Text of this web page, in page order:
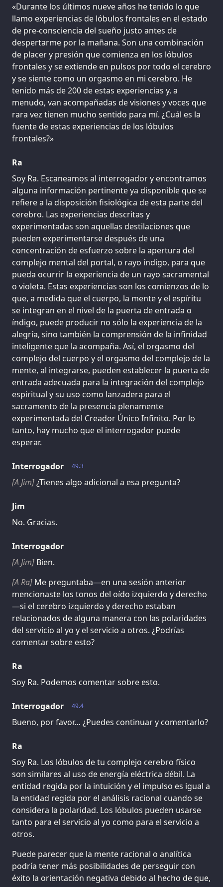
«Durante los últimos nueve años he tenido lo que
llamo experiencias de lóbulos frontales en el estado
de pre-consciencia del sueño justo antes de
despertarme por la mañana. Son una combinación
de placer y presión que comienza en los lóbulos
frontales y se extiende en pulsos por todo el cerebro
y se siente como un orgasmo en mi cerebro. He
tenido más de 200 de estas experiencias y, a
menudo, van acompañadas de visiones y voces que
rara vez tienen mucho sentido para mí. ¿Cuál es la
fuente de estas experiencias de los lóbulos
frontales?»
Ra
Soy Ra. Escaneamos al interrogador y encontramos
alguna información pertinente ya disponible que se
refiere a la disposición fisiológica de esta parte del
cerebro. Las experiencias descritas y
experimentadas son aquellas destilaciones que
pueden experimentarse después de una
concentración de esfuerzo sobre la apertura del
complejo mental del portal, o rayo índigo, para que
pueda ocurrir la experiencia de un rayo sacramental
o violeta. Estas experiencias son los comienzos de lo
que, a medida que el cuerpo, la mente y el espíritu
se integran en el nivel de la puerta de entrada o
índigo, puede producir no sólo la experiencia de la
alegría, sino también la comprensión de la infinidad
inteligente que la acompaña. Así, el orgasmo del
complejo del cuerpo y el orgasmo del complejo de la
mente, al integrarse, pueden establecer la puerta de
entrada adecuada para la integración del complejo
espiritual y su uso como lanzadera para el
sacramento de la presencia plenamente
experimentada del Creador Único Infinito. Por lo
tanto, hay mucho que el interrogador puede
esperar.
49.3
Interrogador
[A Jim]¿Tienes algo adicional a esa pregunta?
Jim
No. Gracias.
Interrogador
[A Jim] Bien.
[A Ra] Me preguntaba—en una sesión anterior
mencionaste los tonos del oído izquierdo y derecho
—si el cerebro izquierdo y derecho estaban
relacionados de alguna manera con las polaridades
del servicio al yo y el servicio a otros. ¿Podrías
comentar sobre esto?
Ra
Soy Ra. Podemos comentar sobre esto.
49.4
Interrogador
Bueno, por favor… ¿Puedes continuar y comentarlo?
Ra
Soy Ra. Los lóbulos de tu complejo cerebro físico
son similares al uso de energía eléctrica débil. La
entidad regida por la intuición y el impulso es igual a
la entidad regida por el análisis racional cuando se
considera la polaridad. Los lóbulos pueden usarse
tanto para el servicio al yo como para el servicio a
otros.
Puede parecer que la mente racional o analítica
podría tener más posibilidades de perseguir con
éxito la orientación negativa debido al hecho de que,